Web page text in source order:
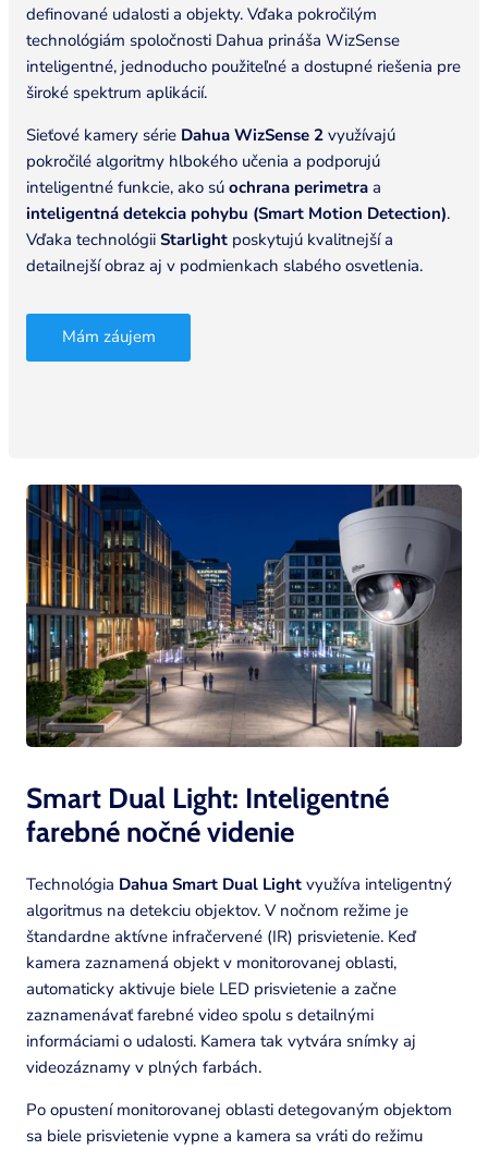
definované udalosti a objekty. Vďaka pokročilým
technológiám spoločnosti Dahua prináša WizSense
inteligentné, jednoducho použiteľné a dostupné riešenia pre
široké spektrum aplikácií.
Sieťové kamery série Dahua WizSense 2 využívajú
pokročilé algoritmy hlbokého učenia a podporujú
inteligentné funkcie, ako sú ochrana perimetra a
inteligentná detekcia pohybu (Smart Motion Detection).
Vďaka technológii Starlight poskytujú kvalitnejší a
detailnejší obraz aj v podmienkach slabého osvetlenia.
Mám záujem
Smart Dual Light: Inteligentné
farebné nočnévidenie
Technológia Dahua Smart Dual Light využíva inteligentný
algoritmus na detekciu objektov. V nočnom režime je
štandardne aktívne infračervené (IR) prisvietenie. Keď
kamera zaznamená objekt v monitorovanej oblasti,
automaticky aktivuje biele LED prisvietenie a začne
zaznamenávať farebné video spolu s detailnými
informáciami o udalosti. Kamera tak vytvára snímky aj
videozáznamy v plných farbách.
Po opustení monitorovanej oblasti detegovaným objektom
sa biele prisvietenie vypne a kamera sa vráti do režimu